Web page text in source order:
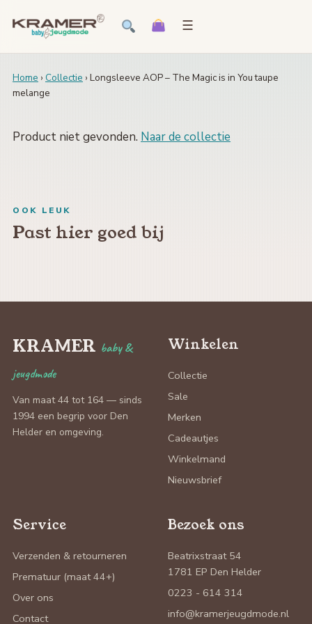
☰
Home › Collectie › Longsleeve AOP – The Magic is in You taupe
melange
Product niet gevonden. Naar de collectie
OOK LEUK
Past hier goed bij
KRAMER baby &
jeugdmode
Van maat 44 tot 164 — sinds
1994 een begrip voor Den
Helder en omgeving.
Winkelen
Collectie
Sale
Merken
Cadeautjes
Winkelmand
Nieuwsbrief
Service
Verzenden & retourneren
Prematuur (maat 44+)
Over ons
Contact
Bezoek ons
Beatrixstraat 54
1781 EP Den Helder
0223 - 614 314
info@kramerjeugdmode.nl